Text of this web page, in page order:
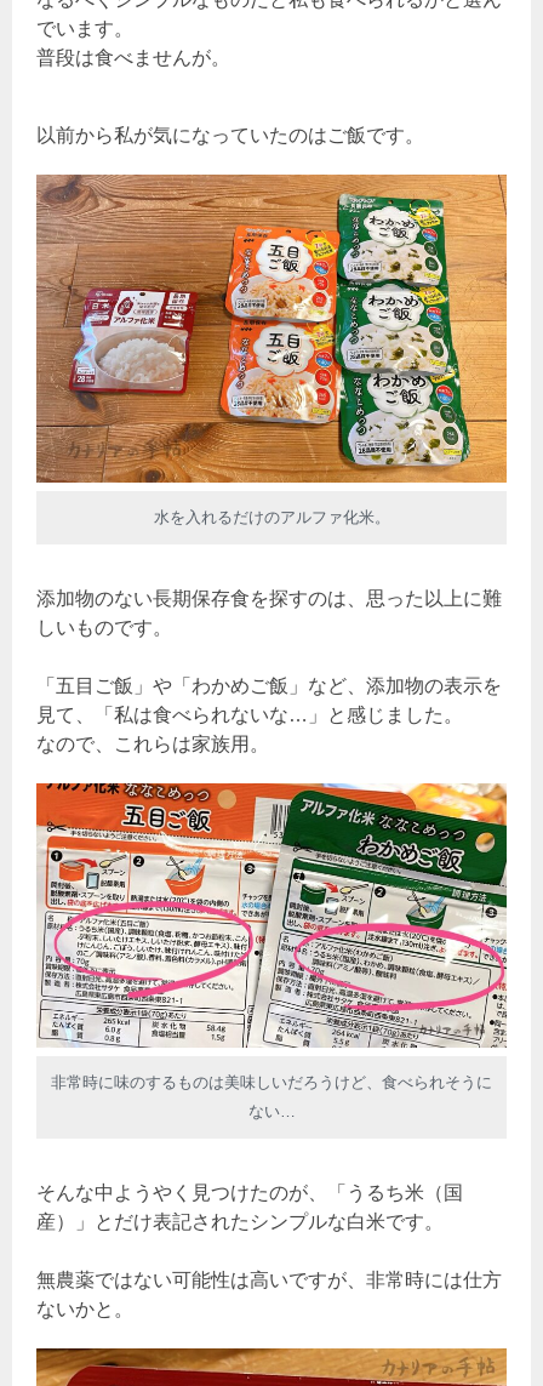
でいます。
普段は食べませんが。
以前から私が気になっていたのはご飯です。
水を入れるだけのアルファ化米。
添加物のない長期保存食を探すのは、思った以上に難
しいものです。
「五目ご飯」や「わかめご飯」など、添加物の表示を
見て、「私は食べられないな…」と感じました。
なので、これらは家族用。
非常時に味のするものは美味しいだろうけど、食べられそうに
ない…
そんな中ようやく見つけたのが、「うるち米（国
産）」とだけ表記されたシンプルな白米です。
無農薬ではない可能性は高いですが、非常時には仕方
ないかと。